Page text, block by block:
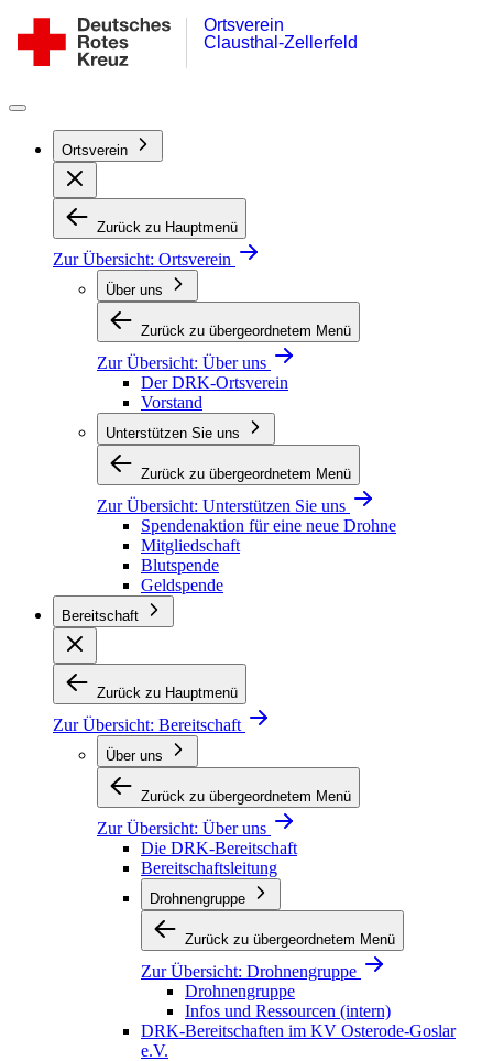
Inhalt
springen
Ortsverein
Clausthal-
Clausthal-Zellerfeld
Ortsverein
Ortsverein
Zurück zu Hauptmenü
Zur Übersicht: Ortsverein
Über uns
Zurück zu übergeordnetem Menü
Zur Übersicht: Über uns
Der DRK-Ortsverein
Vorstand
Unterstützen Sie uns
Zurück zu übergeordnetem Menü
Zur Übersicht: Unterstützen Sie uns
Spendenaktion für eine neue Drohne
Mitgliedschaft
Blutspende
Geldspende
Bereitschaft
Zurück zu Hauptmenü
Zur Übersicht: Bereitschaft
Über uns
Zurück zu übergeordnetem Menü
Zur Übersicht: Über uns
Die DRK-Bereitschaft
Bereitschaftsleitung
Drohnengruppe
Zurück zu übergeordnetem Menü
Zur Übersicht: Drohnengruppe
Drohnengruppe
Infos und Ressourcen (intern)
DRK-Bereitschaften im KV Osterode-Goslar
e.V.